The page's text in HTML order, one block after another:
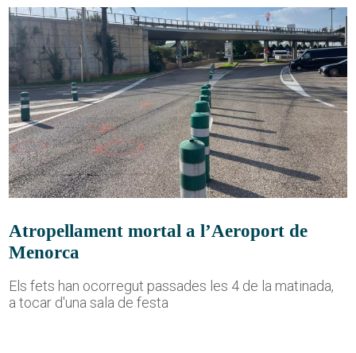
Atropellament mortal a l’Aeroport de
Menorca
Els fets han ocorregut passades les 4 de la matinada,
a tocar d'una sala de festa